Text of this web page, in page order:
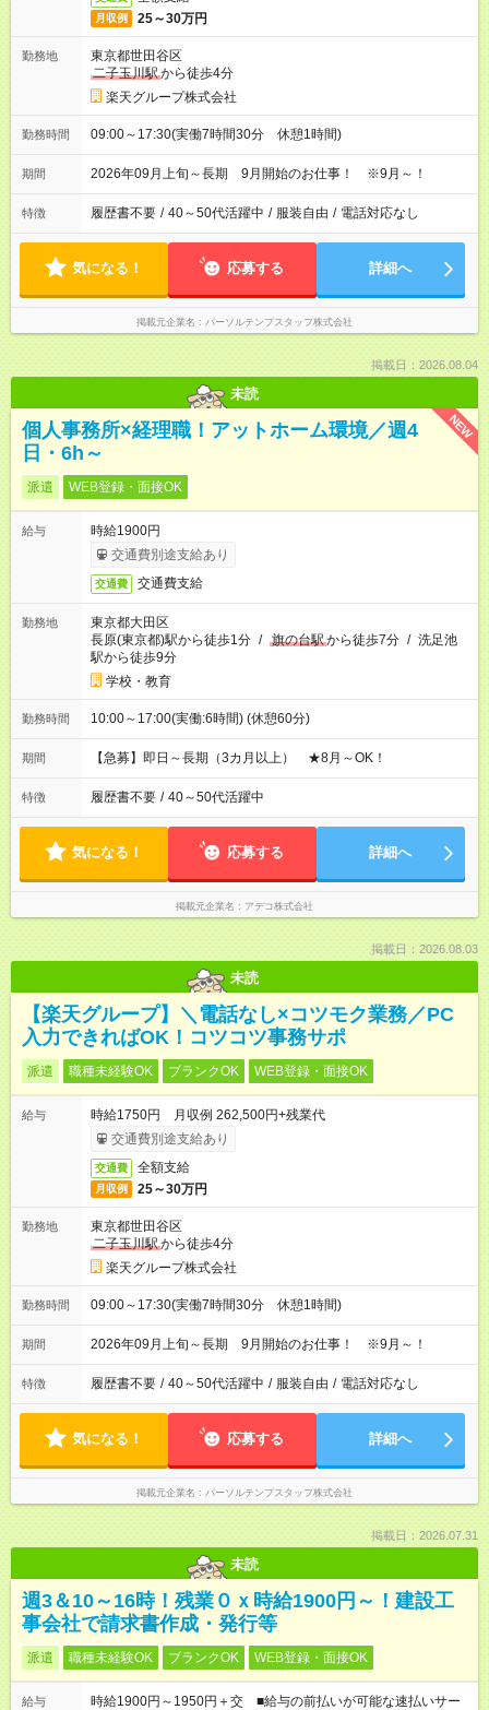
月収例 25～30万円
勤務地
東京都世田谷区
二子玉川駅から徒歩4分
楽天グループ株式会社
勤務時間 09:00～17:30(実働7時間30分 休憩1時間)
期間 2026年09月上旬～長期 9月開始のお仕事！ ※9月～！
特徴 履歴書不要 / 40～50代活躍中 / 服装自由 / 電話対応なし
気になる！ 応募する 詳細へ
掲載元企業名 パーソルテンプスタッフ株式会社
掲載日：2026.08.04
未読
NEW
個人事務所×経理職！アットホーム環境／週4
日・6h～
派遣 WEB登録・面接OK
給与
時給1900円
交通費別途支給あり
交通費 交通費支給
勤務地
東京都大田区
長原(東京都)駅から徒歩1分 / 旗の台駅から徒歩7分 / 洗足池
駅から徒歩9分
学校・教育
勤務時間 10:00～17:00(実働:6時間) (休憩60分)
期間 【急募】即日～長期（3カ月以上） ★8月～OK！
特徴 履歴書不要 / 40～50代活躍中
気になる！ 応募する 詳細へ
掲載元企業名 アデコ株式会社
掲載日：2026.08.03
未読
【楽天グループ】＼電話なし×コツモク業務／PC
入力できればOK！コツコツ事務サポ
派遣 職種未経験OK ブランクOK WEB登録・面接OK
給与
時給1750円 月収例 262,500円+残業代
交通費別途支給あり
交通費 全額支給
月収例 25～30万円
勤務地
東京都世田谷区
二子玉川駅から徒歩4分
楽天グループ株式会社
勤務時間 09:00～17:30(実働7時間30分 休憩1時間)
期間 2026年09月上旬～長期 9月開始のお仕事！ ※9月～！
特徴 履歴書不要 / 40～50代活躍中 / 服装自由 / 電話対応なし
気になる！ 応募する 詳細へ
掲載元企業名 パーソルテンプスタッフ株式会社
掲載日：2026.07.31
未読
週3＆10～16時！残業０ｘ時給1900円～！建設工
事会社で請求書作成・発行等
派遣 職種未経験OK ブランクOK WEB登録・面接OK
給与
時給1900円～1950円＋交 ■給与の前払いが可能な速払いサー